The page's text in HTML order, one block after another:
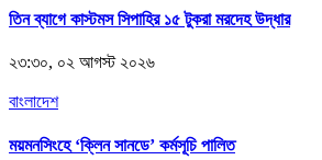
তিন ব্যাগে কাস্টমস সিপাহির ১৫ টুকরা মরদেহ উদ্ধার
২৩:৩০, ০২ আগস্ট ২০২৬
বাংলাদেশ
ময়মনসিংহে ‘ক্লিন সানডে’ কর্মসূচি পালিত